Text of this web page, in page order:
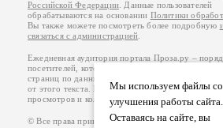
Мы используем файлы
улучшения работы сайта.
Оставаясь на сайте, вы
Российской Федерации . Данные пользователей
обрабатываются на основании Политики
Вы также можете посмотреть более подробную
связаться с администрацией
Ежедневная аудитория портала Проза.ру –
посетителей, которые в общей сумме
страниц по данным счетчика посещаемости,
от этого текста. В каждой графе указано по две
просмотров и количество посетителей.
© Все права принадлежат авторам, 2000-2026.